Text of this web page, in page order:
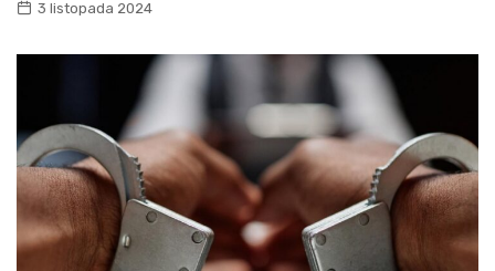
3 listopada 2024